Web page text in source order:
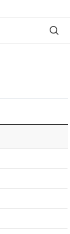
검색